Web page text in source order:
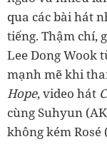
qua các bài hát
tiếng. Thậm chí,
Lee Dong Wook
mạnh mẽ khi
Hope, video hát
cùng Suhyun
không kém Rosé